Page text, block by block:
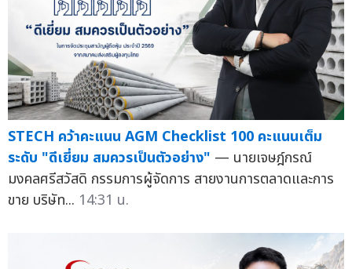
STECH คว้าคะแนน AGM Checklist 100 คะแนนเต็ม
ระดับ "ดีเยี่ยม สมควรเป็นตัวอย่าง" — นายเจษฎ์กรณ์
มงคลศรีสวัสดิ กรรมการผู้จัดการ สายงานการตลาดและการ
ขาย บริษัท... 14:31 น.